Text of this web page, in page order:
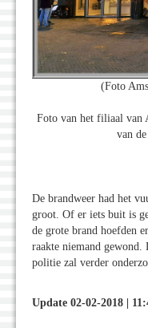
(Foto
Foto van het filiaal van
van
De brandweer had het
groot. Of er iets buit is
de grote brand hoefden
raakte niemand
politie zal verder
Update 02-02-2018 |